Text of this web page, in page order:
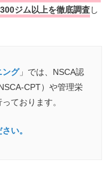
ジム以上を徹底調査し
ング」では、NSCA認
CPT）や管理栄
ております。
い。